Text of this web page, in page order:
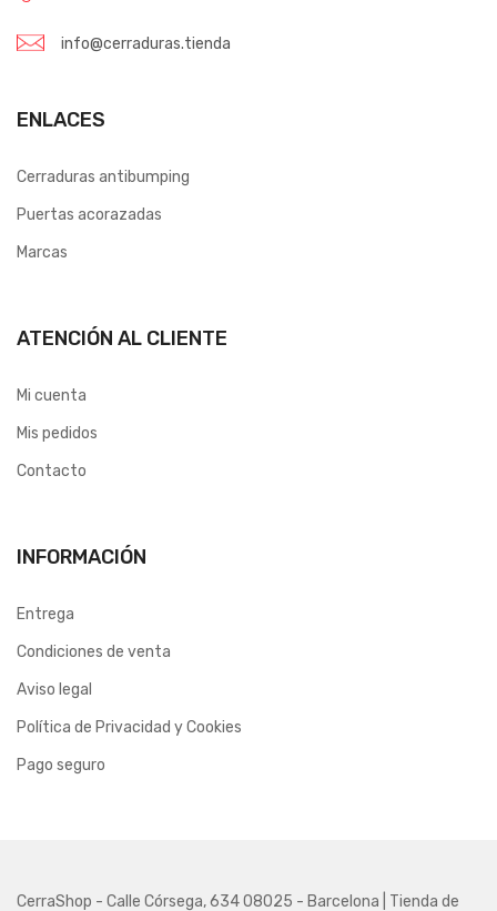
info@cerraduras.tienda
ENLACES
Cerraduras antibumping
Puertas acorazadas
Marcas
ATENCIÓN AL CLIENTE
Mi cuenta
Mis pedidos
Contacto
INFORMACIÓN
Entrega
Condiciones de venta
Aviso legal
Política de Privacidad y Cookies
Pago seguro
CerraShop - Calle Córsega, 634 08025 - Barcelona | Tienda de